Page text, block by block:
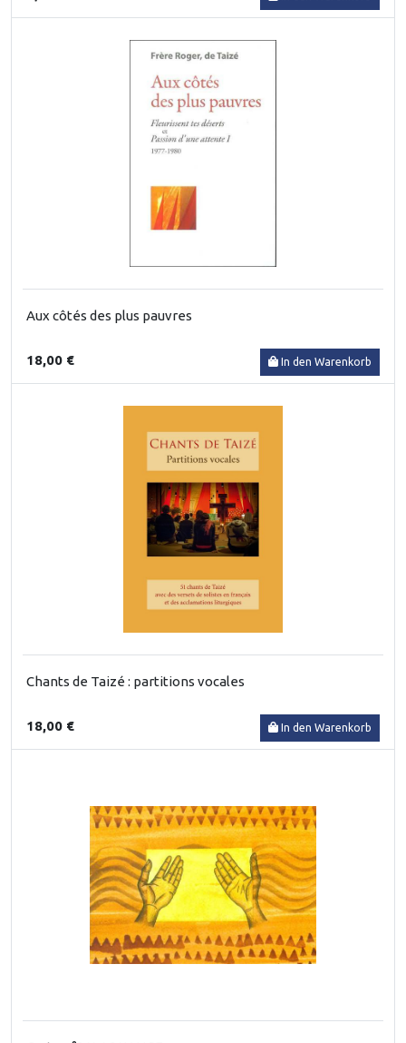
Aux côtés des plus pauvres
18,00 € In den Warenkorb
Chants de Taizé : partitions vocales
18,00 € In den Warenkorb